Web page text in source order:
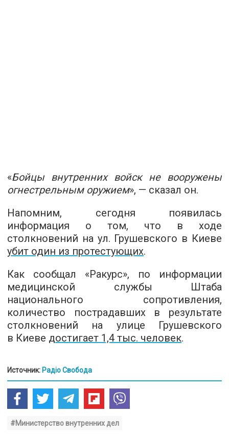
«Бойцы внутренних войск не вооружены
огнестрельным оружием», — сказал он.
Напомним, сегодня появилась
информация о том, что в ходе
столкновений на ул. Грушевского в Киеве
убит один из протестующих.
Как сообщал «Ракурс», по информации
медицинской службы Штаба
национального сопротивления,
количество пострадавших в результате
столкновений на улице Грушевского
в Киеве достигает 1,4 тыс. человек.
Источник: Радіо Свобода
#Министерство внутренних дел